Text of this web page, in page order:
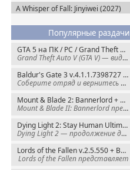
A Whisper of Fall: Jinyiwei (2027)
Популярные раздачи
GTA 5 на ПК / PC / Grand Theft Auto V: Premium Edition (2015) Steam-Rip
Grand Theft Auto V (GTA V) — видеоигра из
Baldur's Gate 3 v.4.1.1.7398727 + Все DLC (2023) GOG-Rip
Соберите отряд и вернитесь в Забытые
Mount & Blade 2: Bannerlord + War Sails v.1.4.7.117484 (2025) GOG
Mount & Blade II: Bannerlord представляет
Dying Light 2: Stay Human Ultimate Edition v.1.29.0 + Все DLC (2022) Пиратка
Dying Light 2 — продолжение динамичного
Lords of the Fallen v.2.5.550 + Все DLC (2023) Пиратка
Lords of the Fallen представляет